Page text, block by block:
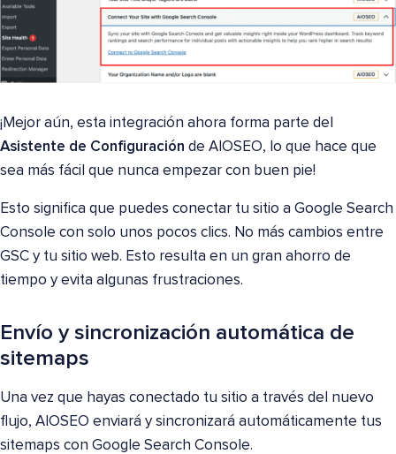
¡Mejor aún, esta integración ahora forma parte del
Asistente de Configuración de AIOSEO, lo que hace que
sea más fácil que nunca empezar con buen pie!
Esto significa que puedes conectar tu sitio a Google Search
Console con solo unos pocos clics. No más cambios entre
GSC y tu sitio web. Esto resulta en un gran ahorro de
tiempo y evita algunas frustraciones.
Envío y sincronización automática de
sitemaps
Una vez que hayas conectado tu sitio a través del nuevo
flujo, AIOSEO enviará y sincronizará automáticamente tus
sitemaps con Google Search Console.